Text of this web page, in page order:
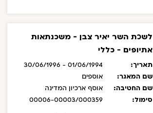
לשכת השר יאיר צבן - משכנתאות
אתיופים - כללי
תאריך:
01/06/1994 - 30/06/1996
שם המאגר:
אוספים
שם החטיבה:
אוסף ארכיון המדינה
סימול:
00006-00003/000359